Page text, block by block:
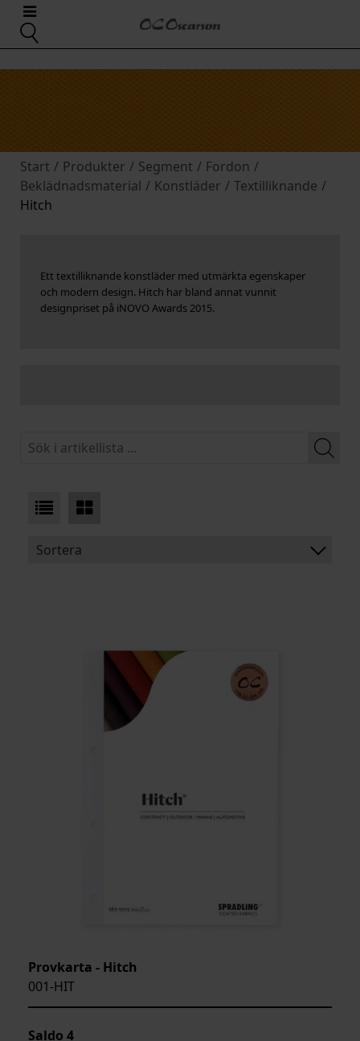
Start / Produkter / Segment / Fordon /
Beklädnadsmaterial / Konstläder / Textilliknande /
Hitch
Ett textilliknande konstläder med utmärkta egenskaper
och modern design. Hitch har bland annat vunnit
designpriset på iNOVO Awards 2015.
Sortera
ARTIKELKOD:
Provkarta - Hitch
001-HIT
Saldo 4